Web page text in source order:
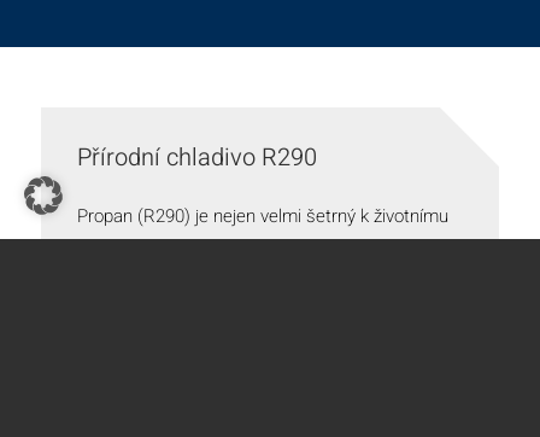
Přírodní chladivo R290
Propan (R290) je nejen velmi šetrný k životnímu
prostředí, ale také technicky rozumným řešením.